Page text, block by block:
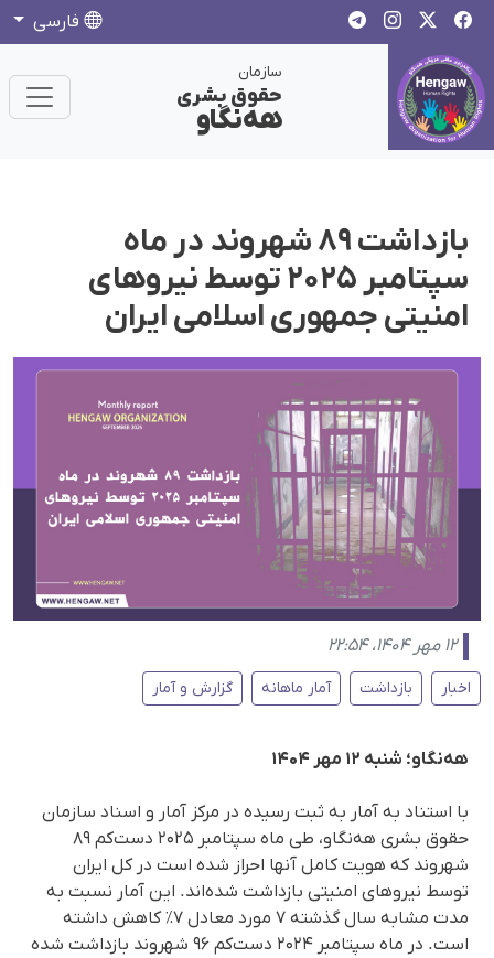
فارسی
سازمان
حقوق بشری
هەنگاو
بازداشت ۸۹ شهروند در ماه
سپتامبر ۲۰۲۵ توسط نیروهای
امنیتی جمهوری اسلامی ایران
۱۲ مهر ۱۴۰۴، ۲۲:۵۴
اخبار بازداشت آمار ماهانه گزارش و آمار
هه‌نگاو؛ شنبه ۱۲ مهر ۱۴۰۴
با استناد به آمار به ثبت رسیده در مرکز آمار و اسناد سازمان
حقوق بشری هه‌نگاو، طی ماه سپتامبر ۲۰۲۵ دست‌کم ۸۹
شهروند که هویت کامل آنها احراز شده است در کل ایران
توسط نیروهای امنیتی بازداشت شده‌اند. این آمار نسبت به
مدت مشابه سال گذشته ۷ مورد معادل ۷٪ کاهش داشته
است. در ماه سپتامبر ۲۰۲۴ دست‌کم ۹۶ شهروند بازداشت شده